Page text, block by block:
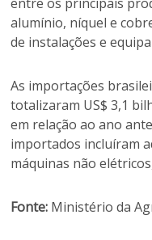
alumínio, níquel e
de instalações e
As importações
totalizaram US$ 3,1
em relação ao ano
importados incluíram
máquinas não
Fonte: Ministério da